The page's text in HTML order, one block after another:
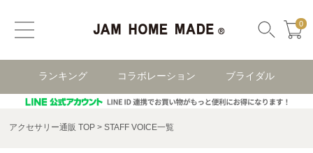
0
ランキング コラボレーション ブライダル
アクセサリー通販 TOP STAFF VOICE一覧